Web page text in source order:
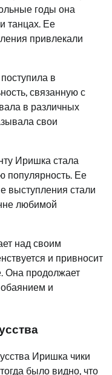
годы она
танцах. Ее
привлекали
в
связанную с
в различных
свои
Иришка стала
популярность. Ее
выступления стали
любимой
над своим
и привносит
Она продолжает
и
Иришка чики
было видно, что